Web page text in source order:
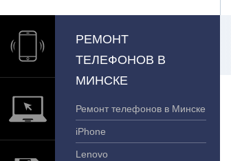
РЕМОНТ
ТЕЛЕФОНОВ В
МИНСКЕ
Ремонт телефонов в Минске
iPhone
Lenovo